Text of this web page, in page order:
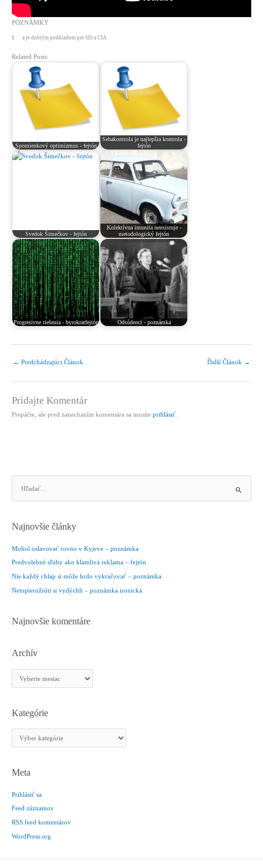
POZNÁMKY
1 a je dobrým podkladom pre SIS a CIA
Related Posts:
Spomienkový optimizmus - fejtón
Sebakontrola je najlepšia kontrola -
fejtón
Svedok Šimečkov - fejtón
Kolektívna imunita neexistuje -
metodologický fejtón
Progresívne riešenia - byrokratfejtón Odsúdenci - poznámka
← Predchádzajúci Článok Ďalší Článok →
Pridajte Komentár
Prepáčte, ale pred zanechaním komentára sa musíte prihlásiť
a
:
Najnovšie články
Mohol oslavovať rovno v Kyjeve – poznámka
Predvolebné sľuby ako klamlivá reklama – fejtón
Nie každý chlap si môže hrdo vykračovať – poznámka
Netopierožrúti si vydýchli – poznámka ironická
Najnovšie komentáre
Archív
r
h
Kategórie
a
e
ó
r
i
e
Meta
Prihlásiť sa
Feed záznamov
RSS feed komentárov
WordPress.org